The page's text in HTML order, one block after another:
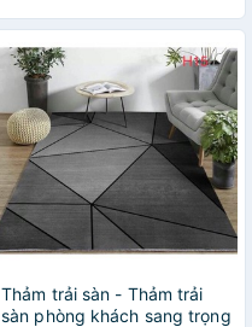
Thảm trải sàn - Thảm trải
sàn phòng khách sang trọng